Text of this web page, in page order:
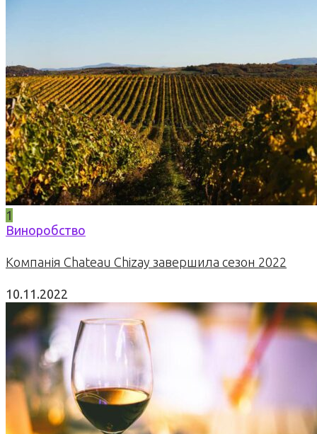
1
Виноробство
Компанія Chateau Chizay завершила сезон 2022
10.11.2022